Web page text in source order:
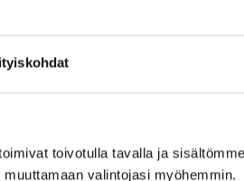
toivotulla tavalla ja
valintojasi myöhemmin.
LEVYJARRU eteen
LEVYJARRU